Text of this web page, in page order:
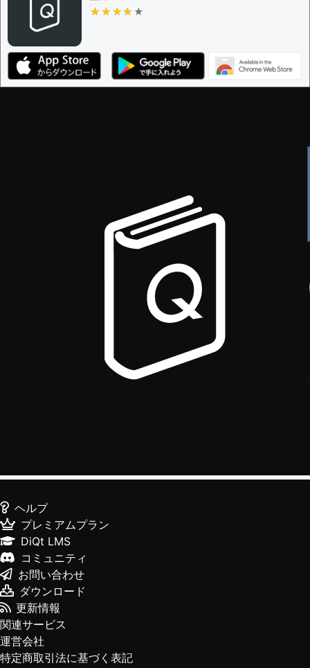
★★★★★
★★★★★
ヘルプ
プレミアムプラン
DiQt LMS
コミュニティ
お問い合わせ
ダウンロード
更新情報
関連サービス
運営会社
特定商取引法に基づく表記